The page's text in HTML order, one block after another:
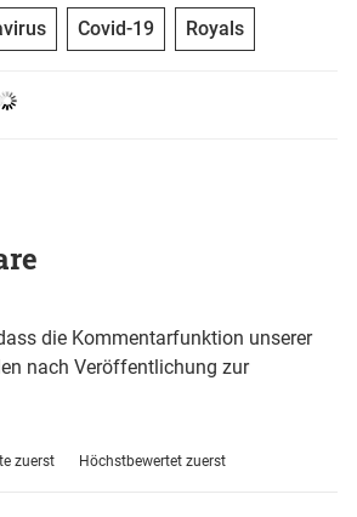
Covid-19 Royals
die Kommentarfunktion unserer
nach Veröffentlichung zur
zuerst Höchstbewertet zuerst